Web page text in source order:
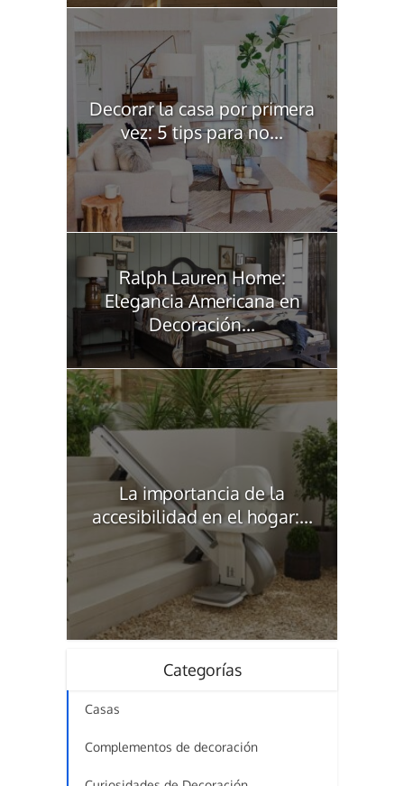
Decorar la casa por primera
vez: 5 tips para no...
Ralph Lauren Home:
Elegancia Americana en
Decoración...
La importancia de la
accesibilidad en el hogar:...
Categorías
Casas
Complementos de decoración